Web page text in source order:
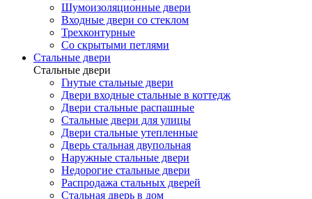
Шумоизоляционные двери
Входные двери со стеклом
Трехконтурные
Со скрытыми петлями
Стальные двери
Стальные двери
Гнутые стальные двери
Двери входные стальные в коттедж
Двери стальные распашные
Стальные двери для улицы
Двери стальные утепленные
Дверь стальная двупольная
Наружные стальные двери
Недорогие стальные двери
Распродажа стальных дверей
Стальная дверь в дом